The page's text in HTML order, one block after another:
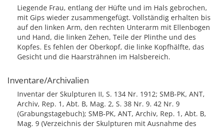
Liegende Frau, entlang der Hüfte und im Hals gebrochen,
mit Gips wieder zusammengefügt. Vollständig erhalten bis
auf den linken Arm, den rechten Unterarm mit Ellenbogen
und Hand, die linken Zehen, Teile der Plinthe und des
Kopfes. Es fehlen der Oberkopf, die linke Kopfhälfte, das
Gesicht und die Haarsträhnen im Halsbereich.
Inventare/Archivalien
Inventar der Skulpturen II, S. 134 Nr. 1912; SMB-PK, ANT,
Archiv, Rep. 1, Abt. B, Mag. 2, S. 38 Nr. 9. 42 Nr. 9
(Grabungstagebuch); SMB-PK, ANT, Archiv, Rep. 1, Abt. B,
Mag. 9 (Verzeichnis der Skulpturen mit Ausnahme des